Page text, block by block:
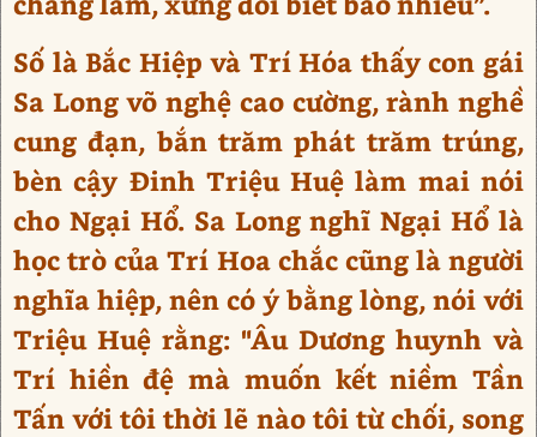
Số là Bắc Hiệp và Trí Hóa thấy con gái
Sa Long võ nghệ cao cường, rành nghề
cung đạn, bắn trăm phát trăm trúng,
bèn cậy Đinh Triệu Huệ làm mai nói
cho Ngại Hổ. Sa Long nghĩ Ngại Hổ là
học trò của Trí Hoa chắc cũng là người
nghĩa hiệp, nên có ý bằng lòng, nói với
Triệu Huệ rằng: "Âu Dương huynh và
Trí hiền đệ mà muốn kết niềm Tần
Tấn với tôi thời lẽ nào tôi từ chối, song